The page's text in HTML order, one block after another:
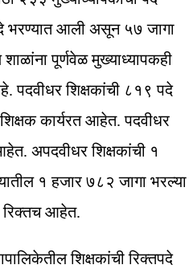
आली असून ५७ जागा
पूर्णवेळ मुख्याध्यापकही
पदवीधर शिक्षकांची ८१९ पदे
कार्यरत आहेत. पदवीधर
अपदवीधर शिक्षकांची १
१ हजार ७८२ जागा भरल्या
रिक्तच आहेत.
शिक्षकांची रिक्तपदे